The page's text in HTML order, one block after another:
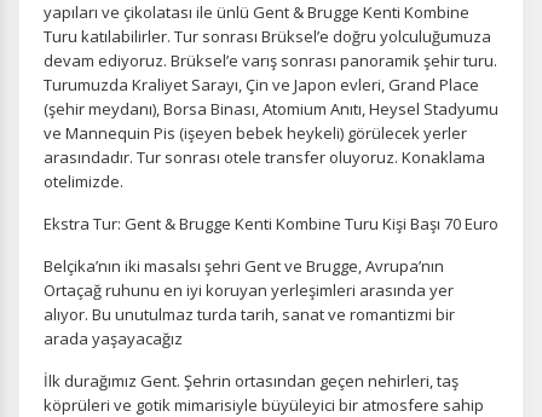
yapıları ve çikolatası ile ünlü Gent & Brugge Kenti Kombine
Turu katılabilirler. Tur sonrası Brüksel’e doğru yolculuğumuza
devam ediyoruz. Brüksel’e varış sonrası panoramik şehir turu.
Turumuzda Kraliyet Sarayı, Çin ve Japon evleri, Grand Place
(şehir meydanı), Borsa Binası, Atomium Anıtı, Heysel Stadyumu
ve Mannequin Pis (işeyen bebek heykeli) görülecek yerler
arasındadır. Tur sonrası otele transfer oluyoruz. Konaklama
otelimizde.
Ekstra Tur: Gent & Brugge Kenti Kombine Turu Kişi Başı 70 Euro
Belçika’nın iki masalsı şehri Gent ve Brugge, Avrupa’nın
Ortaçağ ruhunu en iyi koruyan yerleşimleri arasında yer
alıyor. Bu unutulmaz turda tarih, sanat ve romantizmi bir
arada yaşayacağız
İlk durağımız Gent. Şehrin ortasından geçen nehirleri, taş
köprüleri ve gotik mimarisiyle büyüleyici bir atmosfere sahip